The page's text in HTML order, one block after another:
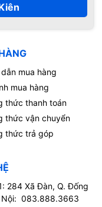
mua hàng
mua hàng
thức thanh toán
thức vận chuyển
thức trả góp
284 Xã Đàn, Q. Đống
Nội: 083.888.3663